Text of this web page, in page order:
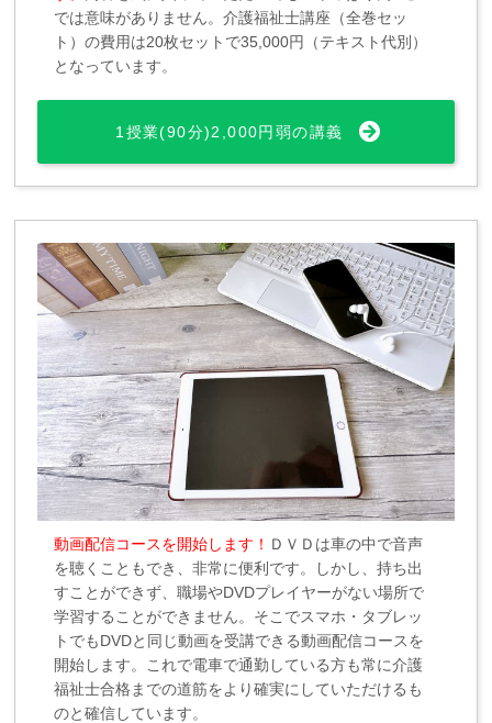
では意味がありません。介護福祉士講座（全巻セッ
ト）の費用は20枚セットで35,000円（テキスト代別）
となっています。
1授業(90分)2,000円弱の講義
動画配信コースを開始します！ ＤＶＤは車の中で音声
を聴くこともでき、非常に便利です。しかし、持ち出
すことができず、職場やDVDプレイヤーがない場所で
学習することができません。そこでスマホ・タブレッ
トでもDVDと同じ動画を受講できる動画配信コースを
開始します。これで電車で通勤している方も常に介護
福祉士合格までの道筋をより確実にしていただけるも
のと確信しています。